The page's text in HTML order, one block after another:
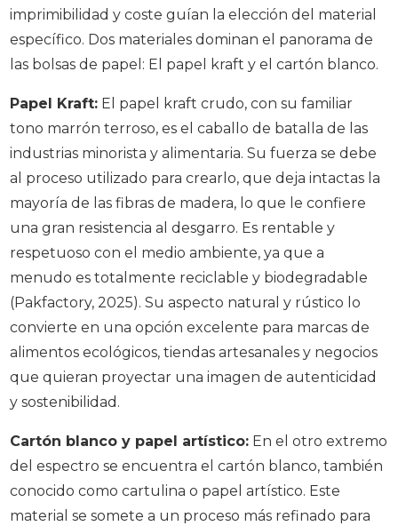
imprimibilidad y coste guían la elección del material
específico. Dos materiales dominan el panorama de
las bolsas de papel: El papel kraft y el cartón blanco.
Papel Kraft: El papel kraft crudo, con su familiar
tono marrón terroso, es el caballo de batalla de las
industrias minorista y alimentaria. Su fuerza se debe
al proceso utilizado para crearlo, que deja intactas la
mayoría de las fibras de madera, lo que le confiere
una gran resistencia al desgarro. Es rentable y
respetuoso con el medio ambiente, ya que a
menudo es totalmente reciclable y biodegradable
(Pakfactory, 2025). Su aspecto natural y rústico lo
convierte en una opción excelente para marcas de
alimentos ecológicos, tiendas artesanales y negocios
que quieran proyectar una imagen de autenticidad
y sostenibilidad.
Cartón blanco y papel artístico: En el otro extremo
del espectro se encuentra el cartón blanco, también
conocido como cartulina o papel artístico. Este
material se somete a un proceso más refinado para